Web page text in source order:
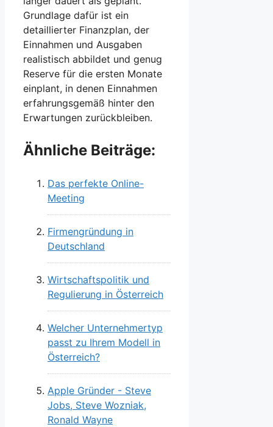
Grundlage dafür ist ein
detaillierter Finanzplan, der
Einnahmen und Ausgaben
realistisch abbildet und genug
Reserve für die ersten Monate
einplant, in denen Einnahmen
erfahrungsgemäß hinter den
Erwartungen zurückbleiben.
Ähnliche Beiträge:
Das perfekte Online-
Meeting
Firmengründung in
Deutschland
Wirtschaftspolitik und
Regulierung in Österreich
Welcher Unternehmertyp
passt zu Ihrem Modell in
Österreich?
Apple Gründer - Steve
Jobs, Steve Wozniak,
Ronald Wayne